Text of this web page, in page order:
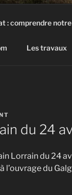
: comprendre
Les travaux
du 24
Lorrain du 24
l’ouvrage du